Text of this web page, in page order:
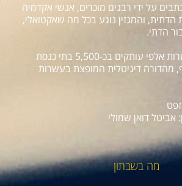
על ידי רבנים מוכרים, אנשי אקדמיה
הדתית, והמגזין נוגע בכל מה שאקטואלי,
הדתי.
השבועון מופץ בעשרות אלפי עותקים בכ-5,500 בתי כנסת
מהדורה דיגיטלית המופצת בעשרות
: אביטל דואן שמולי
מה בשבתון